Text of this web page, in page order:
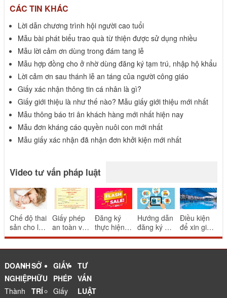
CÁC TIN KHÁC
Lời dẫn chương trình hội người cao tuổi
Mẫu bài phát biểu trao quà từ thiện được sử dụng nhiều
Mẫu lời cảm ơn dùng trong đám tang lễ
Mẫu hợp đồng cho ở nhờ dùng đăng ký tạm trú, nhập hộ khẩu
Lời cảm ơn sau thánh lễ an táng của người công giáo
Giấy xác nhận thông tin cá nhân là gì?
Giấy giới thiệu là như thế nào? Mẫu giấy giới thiệu mới nhất
Mẫu thông báo tri ân khách hàng mới nhất hiện nay
Mẫu đơn kháng cáo quyền nuôi con mới nhất
Mẫu giấy xác nhận đã nhận đơn khởi kiện mới nhất
Video tư vấn pháp luật
Chế độ thai
sản cho lao
động nữ
Giấy phép
an toàn vệ
sinh thực
ăn uống
Đăng ký
thực hiện
khuyến mại
Hướng dẫn
đăng ký và
thông báo
Điều kiện
để xin giấy
phép bể
DOANH
NGHIỆP
Thành
SỞ
HỮU
TRÍ
GIẤY
PHÉP
Giấy
TƯ
VẤN
LUẬT